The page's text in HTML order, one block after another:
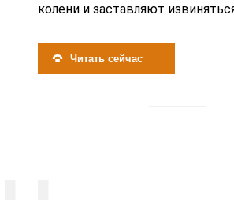
колени и заставляют
Читать сейчас